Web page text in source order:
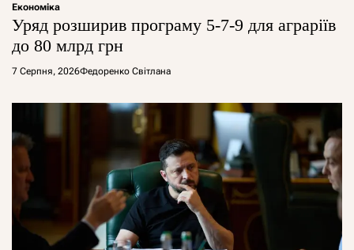
Економіка
Уряд розширив програму 5-7-9 для аграріїв
до 80 млрд грн
7 Серпня, 2026Федоренко Світлана